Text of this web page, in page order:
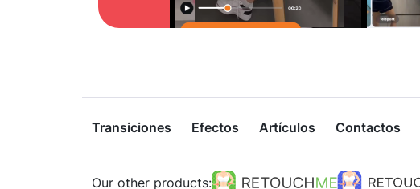
Transiciones Efectos Artículos Contactos
Our other products: